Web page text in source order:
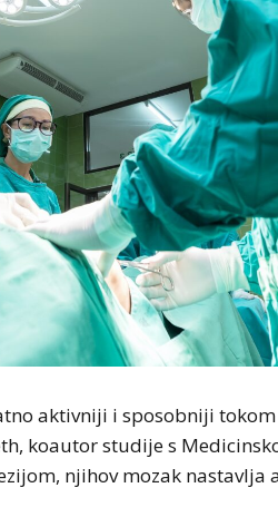
aktivniji i sposobniji
koautor studije s
njihov mozak nastavlja